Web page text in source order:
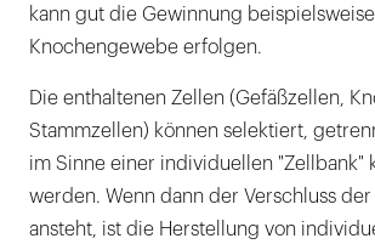
kann gut die Gewinnung
Knochengewebe erfolgen.
Die enthaltenen Zellen (Gefäßzellen,
Stammzellen) können selektiert,
im Sinne einer individuellen "Zellbank"
werden. Wenn dann der Verschluss
ansteht, ist die Herstellung von